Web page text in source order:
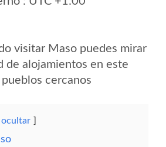
visitar Maso puedes mirar
de alojamientos en este
cercanos
ocultar